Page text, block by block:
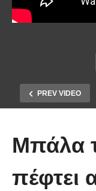
PREV VIDEO
Μπάλα
πέφτει